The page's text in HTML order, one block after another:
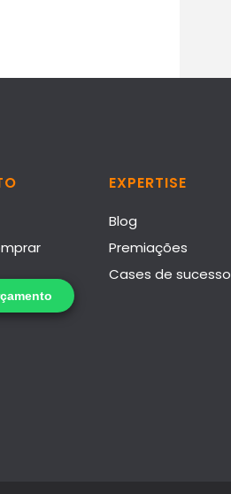
EXPERTISE
Blog
Premiações
Cases de sucesso